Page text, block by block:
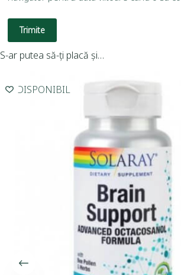
Trimite
S-ar putea să-ți placă și…
INDISPONIBIL